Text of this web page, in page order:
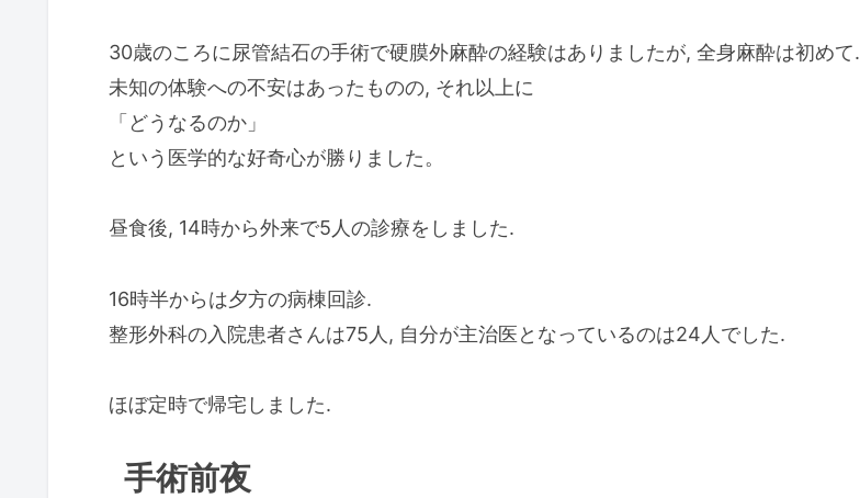
30歳のころに尿管結石の手術で硬膜外麻酔の経験はありましたが, 全身麻酔は初めて.
未知の体験への不安はあったものの, それ以上に
「どうなるのか」
という医学的な好奇心が勝りました。
昼食後, 14時から外来で5人の診療をしました.
16時半からは夕方の病棟回診.
整形外科の入院患者さんは75人, 自分が主治医となっているのは24人でした.
ほぼ定時で帰宅しました.
手術前夜